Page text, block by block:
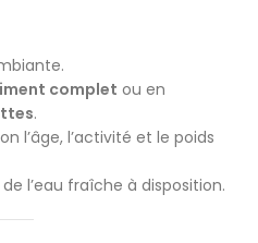
complet ou en
.
l’âge, l’activité et le poids
l’eau fraîche à disposition.